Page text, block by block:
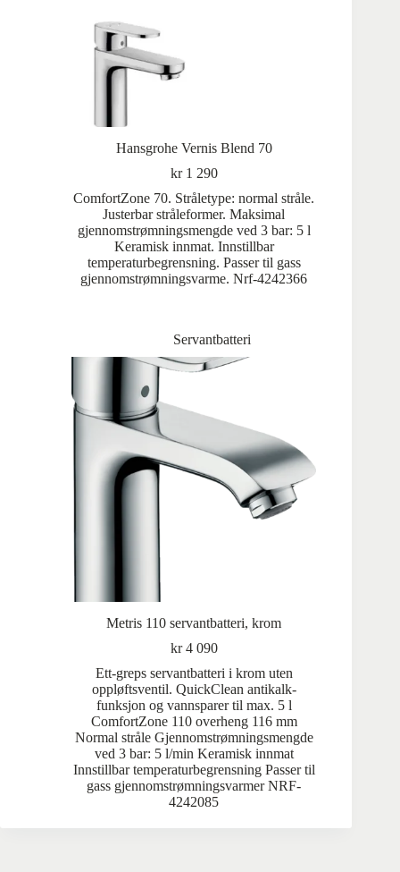
Hansgrohe Vernis Blend 70
kr1 290
ComfortZone 70. Stråletype: normal stråle.
Justerbar stråleformer. Maksimal
gjennomstrømningsmengde ved 3 bar: 5 l
Keramisk innmat. Innstillbar
temperaturbegrensning. Passer til gass
gjennomstrømningsvarme. Nrf-4242366
Servantbatteri
Metris 110 servantbatteri, krom
kr4 090
Ett-greps servantbatteri i krom uten
oppløftsventil. QuickClean antikalk-
funksjon og vannsparer til max. 5 l
ComfortZone 110 overheng 116 mm
Normal stråle Gjennomstrømningsmengde
ved 3 bar: 5 l/min Keramisk innmat
Innstillbar temperaturbegrensning Passer til
gass gjennomstrømningsvarmer NRF-
4242085